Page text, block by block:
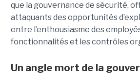
que la gouvernance de sécurité,
attaquants des opportunités
entre l’enthousiasme des
fonctionnalités et les contrôles
Un angle mort de la